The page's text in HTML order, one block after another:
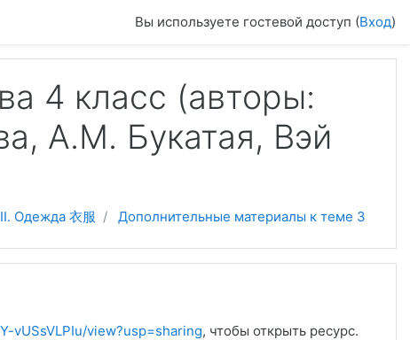
Вы используете гостевой доступ (Вход)
4 класс (авторы:
А.М. Букатая, Вэй
Одежда 衣服 Дополнительные материалы к теме 3
vUSsVLPIu/view?usp=sharing, чтобы открыть ресурс.